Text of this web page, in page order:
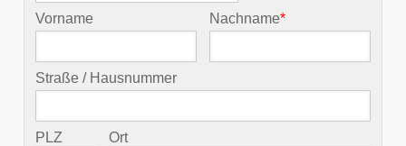
Vorname Nachname*
Straße / Hausnummer
PLZ Ort